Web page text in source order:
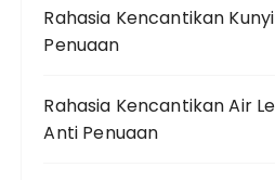
Rahasia Kencantikan
Penuaan
Rahasia Kencantikan Air
Anti Penuaan